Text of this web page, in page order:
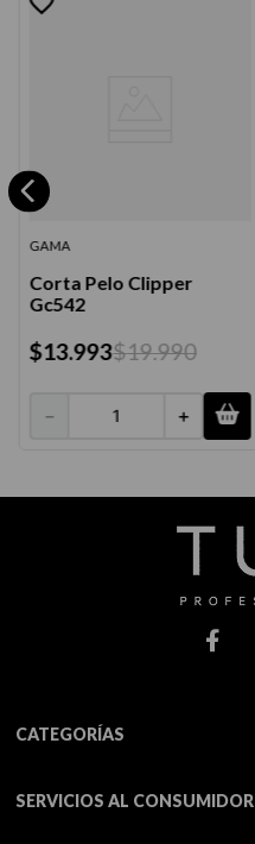
GAMA
Corta Pelo Clipper
Gc542
$13.993$19.990
＋
－
CATEGORÍAS
SERVICIOS AL CONSUMIDOR